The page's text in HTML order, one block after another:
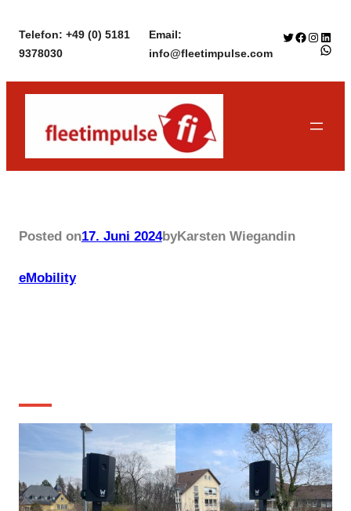
Inhalt
springen
Telefon: +49 (0) 5181
9378030
Email:
info@fleetimpulse.com
Twitter
Facebook
Posted on17. Juni 2024byKarsten Wiegandin
eMobility